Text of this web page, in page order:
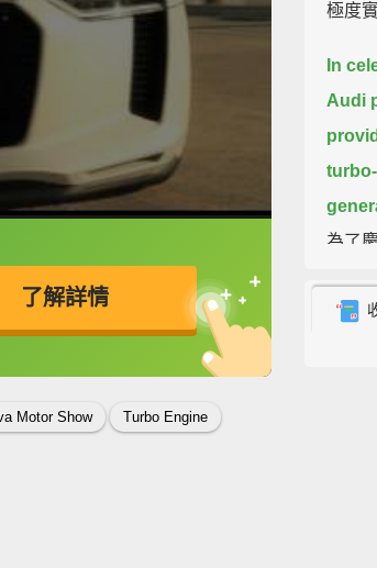
了解詳情
！
英
Motor Show Turbo Engine
極度
In
Audi
為了
引擎